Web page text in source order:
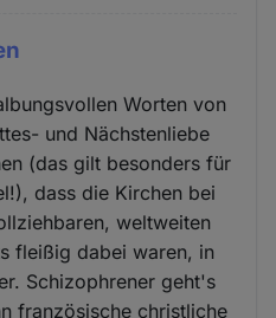
Worten von
und Nächstenliebe
(das gilt besonders für
dass die Kirchen bei
weltweiten
fleißig dabei waren, in
Schizophrener geht's
französische christliche